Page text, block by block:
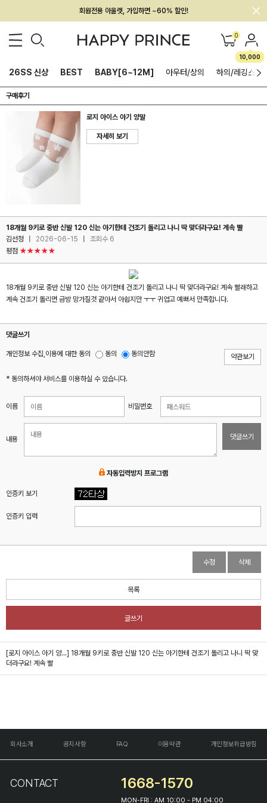
회원전용 아울렛, 가입하면 ~60% 할인!
멤버십 최대 28,000원 혜택 0
10,000
26SS 신상 BEST BABY[6~12M] 아우터/상의 하의/레깅스
구매후기
로지 아이스 아기 양말
자세히 보기
18개월 9키로 중반 신발 120 신는 아기한테 건조기 돌리고 나니 딱 맞더라구요! 계속 빨
김선정
2026-06-15
조회수 6
평점 ★★★★★
18개월 9키로 중반 신발 120 신는 아기한테 건조기 돌리고 나니 딱 맞더라구요! 계속 빨래하고
계속 건조기 돌리면 금방 망가질것 같아서 아쉽지만 ㅜㅜ 귀엽고 예뻐서 만족합니다.
댓글쓰기
개인정보 수집,이용에 대한 동의 동의 동의안함 약관보기
* 동의하셔야 서비스를 이용하실 수 있습니다.
이름 비밀번호
내용 댓글쓰기
자동입력방지 프로그램
인증키 보기
인증키 입력
수정 삭제
목록
글쓰기
[로지 아이스 아기 양...] 18개월 9키로 중반 신발 120 신는 아기한테 건조기 돌리고 나니 딱 맞
더라구요! 계속 빨
회사소개 공지사항 FAQ 이용약관 개인정보취급방침
CONTACT 1668-1570
MON-FRI : AM 10:00 - PM 04:00